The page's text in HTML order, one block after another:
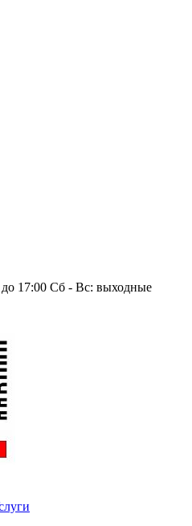
17:00 Сб - Вс: выходные